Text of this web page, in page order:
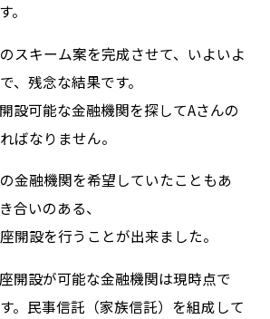
。
スキーム案を完成させて、いよいよ
、残念な結果です。
設可能な金融機関を探してAさんの
ばなりません。
金融機関を希望していたこともあ
合いのある、
開設を行うことが出来ました。
開設が可能な金融機関は現時点で
。民事信託（家族信託）を組成して